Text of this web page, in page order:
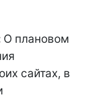
О плановом
сайтах, в